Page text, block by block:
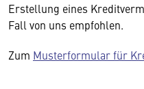
Erstellung eines
Fall von uns empfohlen.
Zum Musterformular für